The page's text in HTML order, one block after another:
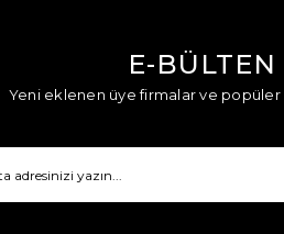
E-
Yeni eklenen üye firmalar ve